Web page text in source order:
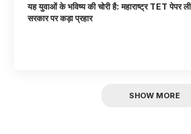
यह युवाओं के भविष्य की चोरी है: महाराष्ट्र TET पेपर
सरकार पर कड़ा प्रहार
SHOW MORE